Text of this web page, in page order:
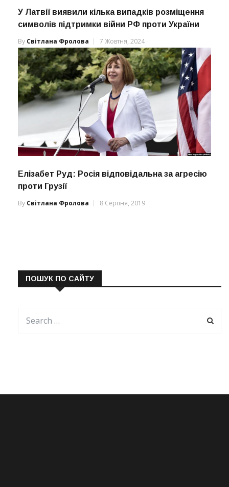
У Латвії виявили кілька випадків розміщення
символів підтримки війни РФ проти України
By Світлана Фролова 7 Жовтня, 2024
Елізабет Руд: Росія відповідальна за агресію
проти Грузії
By Світлана Фролова 8 Серпня, 2019
ПОШУК ПО САЙТУ